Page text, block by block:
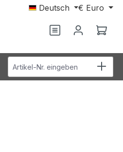
Deutsch € Euro
Du hast 0
Artikel-Nr. eingeben